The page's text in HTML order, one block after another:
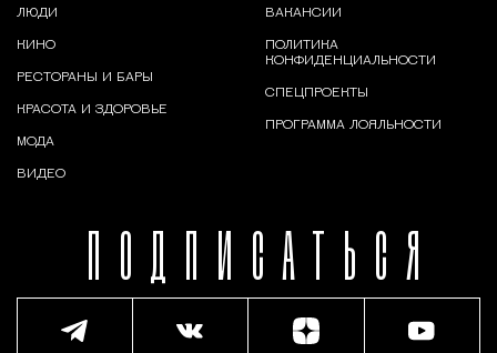
ПОДПИСАТЬСЯ
ЛЮДИ
КИНО
РЕСТОРАНЫ И БАРЫ
КРАСОТА И ЗДОРОВЬЕ
МОДА
ВИДЕО
ВАКАНСИИ
ПОЛИТИКА
КОНФИДЕНЦИАЛЬНОСТИ
СПЕЦПРОЕКТЫ
ПРОГРАММА ЛОЯЛЬНОСТИ